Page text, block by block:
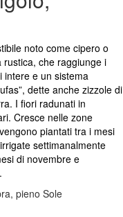
noto come cipero o
rustica, che raggiunge i
intere e un sistema
dette anche zizzole di
I fiori radunati in
Cresce nelle zone
piantati tra i mesi
settimanalmente
di novembre e
pieno Sole